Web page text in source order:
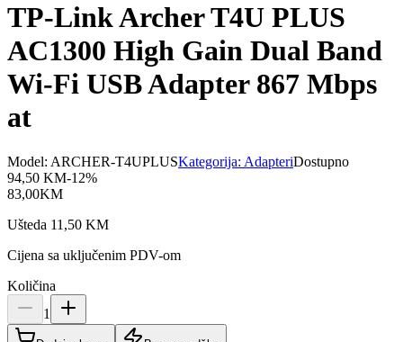
TP-Link Archer T4U PLUS
AC1300 High Gain Dual Band
Wi-Fi USB Adapter 867 Mbps
at
Model: ARCHER-T4UPLUSKategorija: AdapteriDostupno
94,50 KM-12%
83,00KM
Ušteda 11,50 KM
Cijena sa uključenim PDV-om
Količina
1